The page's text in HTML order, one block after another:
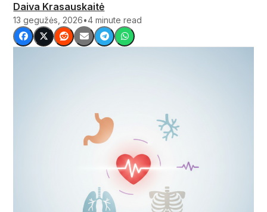
Daiva Krasauskaitė
13 gegužės, 2026•4 minute read